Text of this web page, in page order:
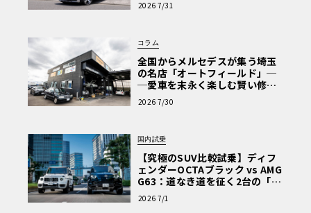
Why? Hyundai?】〈PR〉
2026 7/31
コラム
全国からメルセデスが集う埼玉
の名店「オートフィールド」─
─愛車を末永く楽しむ賢い修理
術と、プロがフックス製オイル
を選ぶ理由〈PR〉
2026 7/30
国内試乗
【究極のSUV比較試乗】ディフ
ェンダーOCTAブラック vs AMG
G63：道なき道を征く2台の「対
極的アプローチ」
2026 7/1